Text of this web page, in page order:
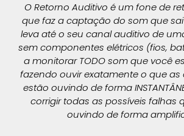
O Retorno Auditivo é um fone de
que faz a captação do som que
leva até o seu canal auditivo de
sem componentes elétricos (fios,
a monitorar TODO som que você
fazendo ouvir exatamente o que as
estão ouvindo de forma
corrigir todas as possíveis falhas
ouvindo de forma